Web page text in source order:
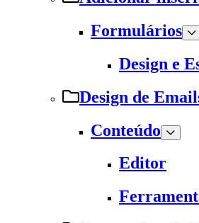
Formulários
Design e
Design de
Conteúdo
Editor